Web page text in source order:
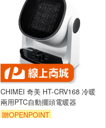
CHIMEI 奇美 HT-CRV168 冷暖
兩用PTC自動擺頭電暖器
贈OPENPOINT